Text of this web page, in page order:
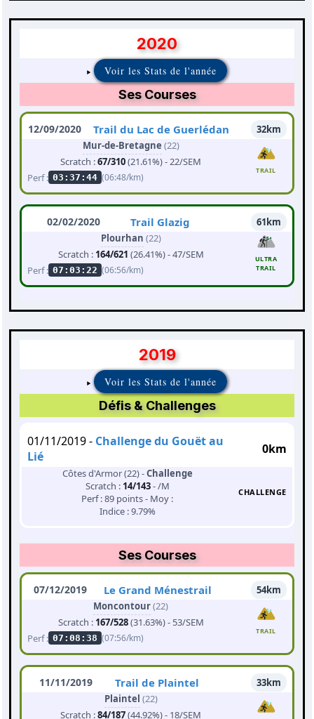
2020
Voir les Stats de l'année
Ses Courses
12/09/2020 Trail du Lac de Guerlédan
32km
Mur-de-Bretagne (22)
Scratch :67/310(21.61%) - 22/SEM
Perf : 03:37:44 (06:48/km)
TRAIL
02/02/2020 Trail Glazig
61km
Plourhan (22)
Scratch : 164/621 (26.41%) - 47/SEM
Perf : 07:03:22 (06:56/km)
ULTRA
TRAIL
2019
Voir les Stats de l'année
Défis & Challenges
01/11/2019 - Challenge du Gouët au
Lié
0km
Côtes d'Armor (22) -Challenge
Scratch : 14/143- /M
Perf : 89 points - Moy :
Indice : 9.79%
CHALLENGE
Ses Courses
07/12/2019 Le Grand Ménestrail
54km
Moncontour(22)
Scratch : 167/528(31.63%) - 53/SEM
Perf : 07:08:38 (07:56/km)
TRAIL
11/11/2019 Trail de Plaintel
33km
Plaintel (22)
Scratch :84/187(44.92%) - 18/SEM